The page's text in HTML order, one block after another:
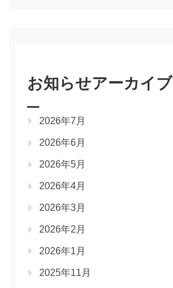
お知らせアーカイブ
2026年7月
2026年6月
2026年5月
2026年4月
2026年3月
2026年2月
2026年1月
2025年11月